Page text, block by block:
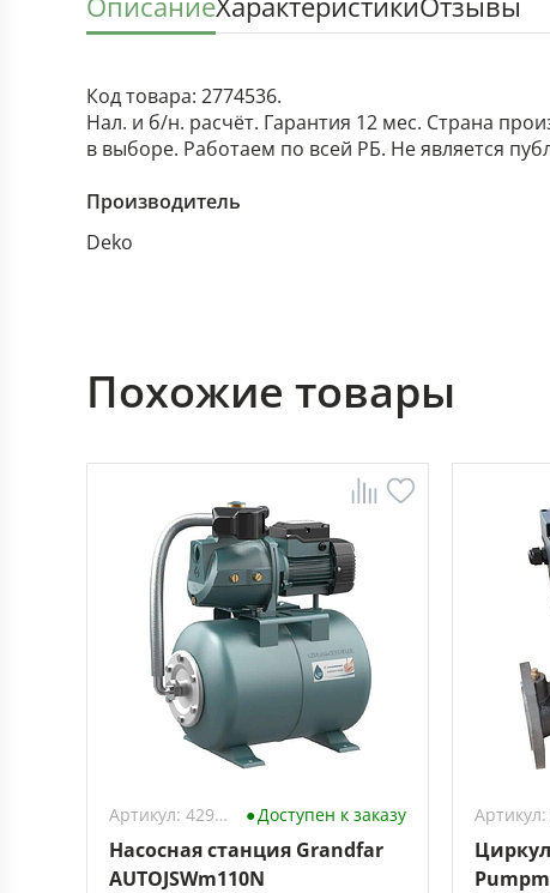
Код товара: 2774536.
Нал. и б/н. расчёт. Гарантия 12 мес. Страна
в выборе. Работаем по всей РБ. Не является
Производитель
Deko
Похожие товары
Артикул: 4297077 Доступен к заказу
Насосная станция Grandfar
AUTOJSWm110N